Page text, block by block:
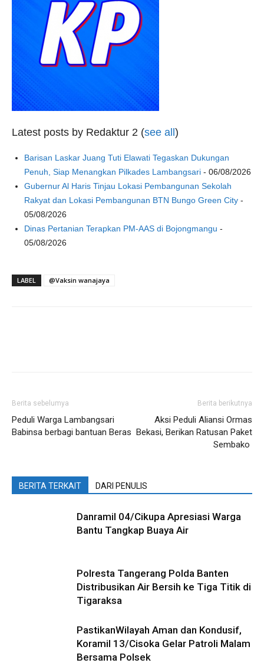
Latest posts by Redaktur 2 (see all )
Barisan Laskar Juang Tuti Elawati Tegaskan Dukungan
Penuh, Siap Menangkan Pilkades Lambangsari - 06/08/2026
Gubernur Al Haris Tinjau Lokasi Pembangunan Sekolah
Rakyat dan Lokasi Pembangunan BTN Bungo Green City -
05/08/2026
Dinas Pertanian Terapkan PM-AAS di Bojongmangu -
05/08/2026
LABEL @Vaksin wanajaya
Berita sebelumya
Peduli Warga Lambangsari
Babinsa berbagi bantuan Beras
Berita berikutnya
Aksi Peduli Aliansi Ormas
Bekasi, Berikan Ratusan Paket
Sembako
BERITA TERKAIT DARI PENULIS
Danramil 04/Cikupa Apresiasi Warga
Bantu Tangkap Buaya Air
Polresta Tangerang Polda Banten
Distribusikan Air Bersih ke Tiga Titik di
Tigaraksa
PastikanWilayah Aman dan Kondusif,
Koramil 13/Cisoka Gelar Patroli Malam
Bersama Polsek